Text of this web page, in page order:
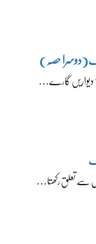
حصہ)
گارے…
سے تعلق رکھتا…